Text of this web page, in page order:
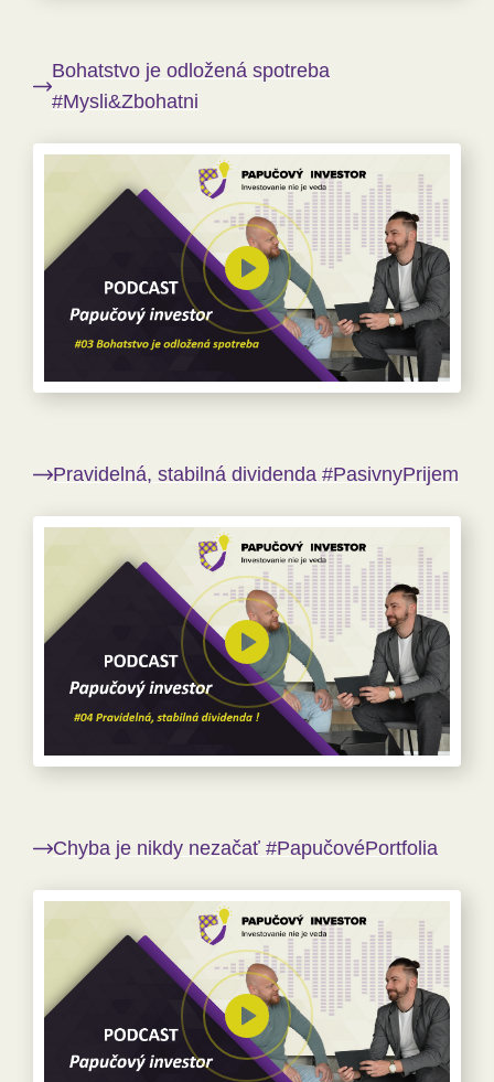
Bohatstvo je odložená spotreba
#Mysli&Zbohatni
Pravidelná, stabilná dividenda #PasivnyPrijem
Chyba je nikdy nezačať #PapučovéPortfolia